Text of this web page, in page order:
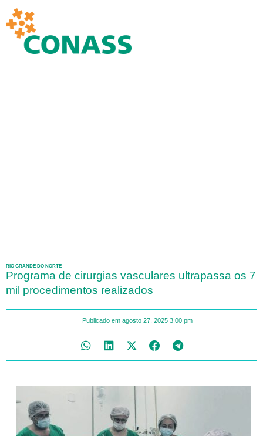
RIO GRANDE DO NORTE
Programa de cirurgias vasculares ultrapassa os 7
mil procedimentos realizados
Publicado em agosto 27, 2025 3:00 pm